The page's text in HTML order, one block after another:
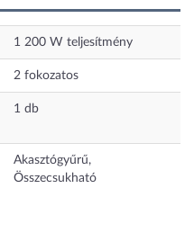
1 200 W teljesítmény
2 fokozatos
1 db
Akasztógyűrű,
Összecsukható